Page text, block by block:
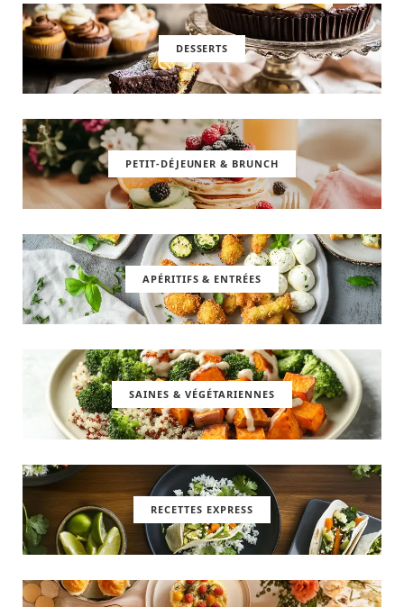
DESSERTS
PETIT-DÉJEUNER & BRUNCH
APÉRITIFS & ENTRÉES
SAINES & VÉGÉTARIENNES
RECETTES EXPRESS